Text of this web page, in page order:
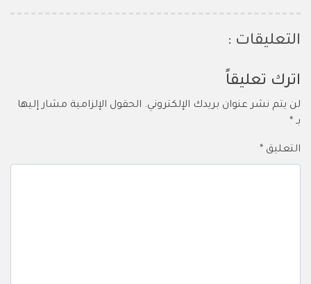
التعليقات :
اترك تعليقاً
لن يتم نشر عنوان بريدك الإلكتروني. الحقول الإلزامية مشار إليها
بـ *
التعليق *